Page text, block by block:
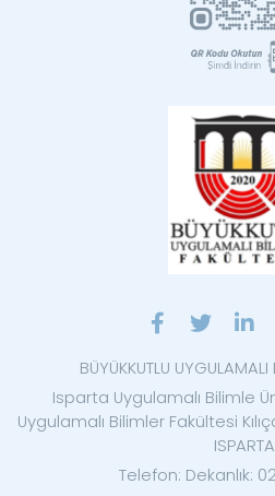
BÜYÜKKUTLU UYGULAMALI
Isparta Uygulamalı Bilimle
Uygulamalı Bilimler Fakültesi
ISPARTA
Telefon: Dekanlık: